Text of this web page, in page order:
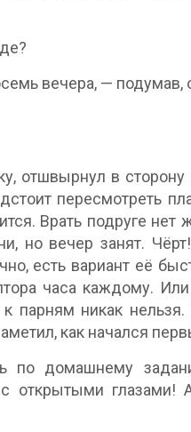
вечера, —
отшвырнул в сторону
пересмотреть
Врать подруге нет
но вечер занят.
есть вариант её
часа каждому.
парням никак
как начался
домашнему
открытыми глазами!